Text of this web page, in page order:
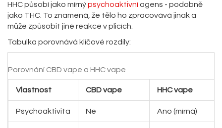
HHC působí jako mírnýpsychoaktivníagens - podobně
jako THC. To znamená, že tělo ho zpracovává jinak a
může způsobit jiné reakce v plicích.
Tabulka porovnává klíčové rozdíly:
Porovnání CBD vape a HHC vape
Vlastnost CBD vape HHC vape
Psychoaktivita Ne Ano (mírná)